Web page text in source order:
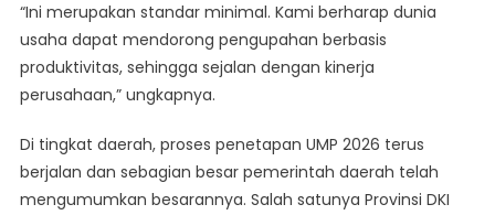
“Ini merupakan standar minimal. Kami berharap dunia
usaha dapat mendorong pengupahan berbasis
produktivitas, sehingga sejalan dengan kinerja
perusahaan,” ungkapnya.
Di tingkat daerah, proses penetapan UMP 2026 terus
berjalan dan sebagian besar pemerintah daerah telah
mengumumkan besarannya. Salah satunya Provinsi DKI